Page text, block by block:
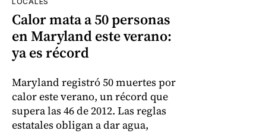
Calor mata a 50 personas
en Maryland este verano:
ya es récord
Maryland registró 50 muertes por
calor este verano, un récord que
supera las 46 de 2012. Las reglas
estatales obligan a dar agua,